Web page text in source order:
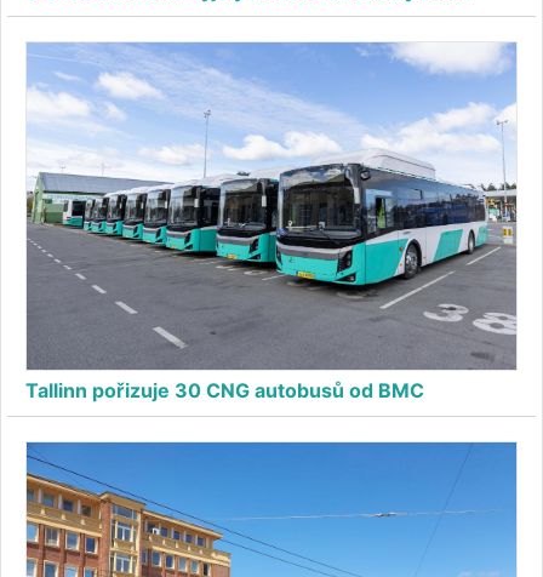
Tallinn pořizuje 30 CNG autobusů od BMC